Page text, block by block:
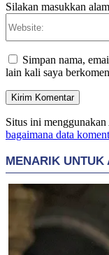
Silakan masukkan
Simpan nama,
lain kali saya
Situs ini
bagaimana data